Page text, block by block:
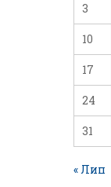
3
10
17
24
31
« Лип